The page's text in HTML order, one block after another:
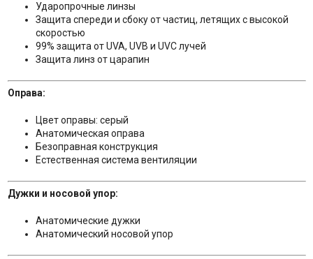
Ударопрочные линзы
Защита спереди и сбоку от частиц, летящих с высокой
скоростью
99% защита от UVA, UVB и UVC лучей
Защита линз от царапин
Оправа:
Цвет оправы: серый
Анатомическая оправа
Безоправная конструкция
Естественная система вентиляции
Дужки и носовой упор:
Анатомические дужки
Анатомический носовой упор